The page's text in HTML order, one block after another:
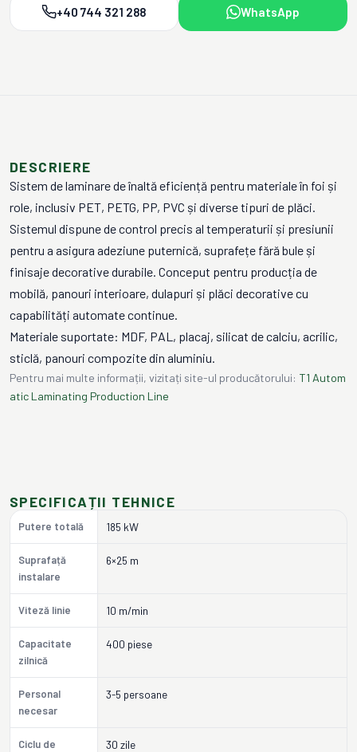
+40 744 321 288 WhatsApp
DESCRIERE
Sistem de laminare de înaltă eficiență pentru materiale în foi și
role, inclusiv PET, PETG, PP, PVC și diverse tipuri de plăci.
Sistemul dispune de control precis al temperaturii și presiunii
pentru a asigura adeziune puternică, suprafețe fără bule și
finisaje decorative durabile. Conceput pentru producția de
mobilă, panouri interioare, dulapuri și plăci decorative cu
capabilități automate continue.
Materiale suportate: MDF, PAL, placaj, silicat de calciu, acrilic,
sticlă, panouri compozite din aluminiu.
Pentru mai multe informații, vizitați site-ul producătorului: T1 Autom
atic Laminating Production Line
SPECIFICAȚII TEHNICE
Putere totală 185 kW
Suprafață
instalare
6×25 m
Viteză linie 10 m/min
Capacitate
zilnică
400 piese
Personal
necesar
3-5 persoane
Ciclu de
30 zile